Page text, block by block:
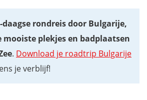
daagse rondreis door Bulgarije,
mooiste plekjes en badplaatsen
. Download je roadtrip Bulgarije
je verblijf!